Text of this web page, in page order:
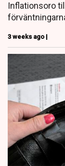
Inflationsoro
3 weeks ago |